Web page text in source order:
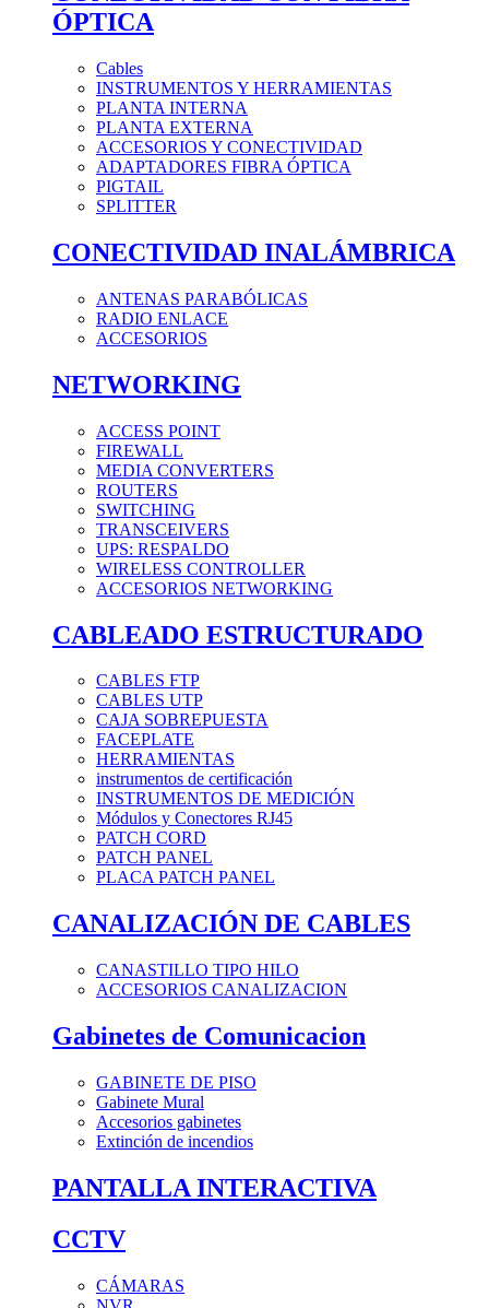
ÓPTICA
Cables
INSTRUMENTOS Y HERRAMIENTAS
PLANTA INTERNA
PLANTA EXTERNA
ACCESORIOS Y CONECTIVIDAD
ADAPTADORES FIBRA ÓPTICA
PIGTAIL
SPLITTER
CONECTIVIDAD INALÁMBRICA
ANTENAS PARABÓLICAS
RADIO ENLACE
ACCESORIOS
NETWORKING
ACCESS POINT
FIREWALL
MEDIA CONVERTERS
ROUTERS
SWITCHING
TRANSCEIVERS
UPS: RESPALDO
WIRELESS CONTROLLER
ACCESORIOS NETWORKING
CABLEADO ESTRUCTURADO
CABLES FTP
CABLES UTP
CAJA SOBREPUESTA
FACEPLATE
HERRAMIENTAS
instrumentos de certificación
INSTRUMENTOS DE MEDICIÓN
Módulos y Conectores RJ45
PATCH CORD
PATCH PANEL
PLACA PATCH PANEL
CANALIZACIÓN DE CABLES
CANASTILLO TIPO HILO
ACCESORIOS CANALIZACION
Gabinetes de Comunicacion
GABINETE DE PISO
Gabinete Mural
Accesorios gabinetes
Extinción de incendios
PANTALLA INTERACTIVA
CCTV
CÁMARAS